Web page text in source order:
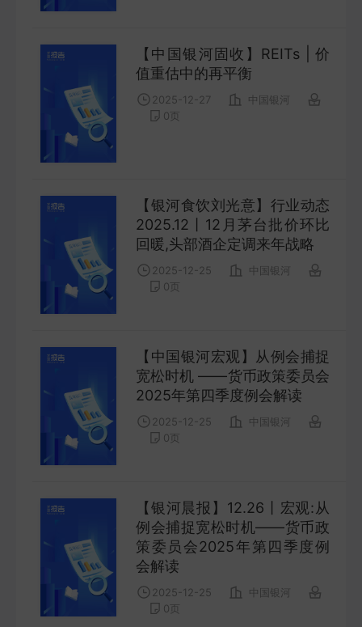
STRATEGY
会议纪要
MINUTES
ANNUALS
招股书
期货研究
FUTURES
金工量化
【中国银河固收】REITs | 价
值重估中的再平衡
2025-12-27
中国银河
0 页
【银河食饮刘光意】行业动态
2025.12丨12月茅台批价环比
回暖,头部酒企定调来年战略
2025-12-25
中国银河
0 页
【中国银河宏观】从例会捕捉
宽松时机 ——货币政策委员会
2025年第四季度例会解读
2025-12-25
中国银河
0 页
【银河晨报】12.26丨宏观:从
例会捕捉宽松时机——货币政
策委员会2025年第四季度例
会解读
2025-12-25
中国银河
0 页